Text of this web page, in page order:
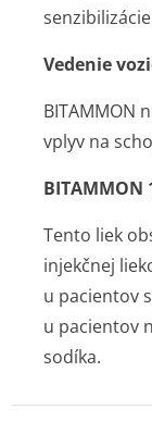
Vedenie
BITAMMON
vplyv na
BITAMMON
Tento liek
injekčnej
u pacientov
u pacientov
sodíka.